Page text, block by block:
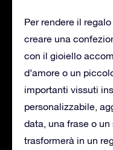
Per rendere il
creare una
con il gioiello
d’amore o un
importanti vissuti
personalizzabile,
data, una frase o
trasformerà in un